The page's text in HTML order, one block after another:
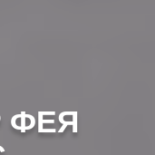
ФЕЯ